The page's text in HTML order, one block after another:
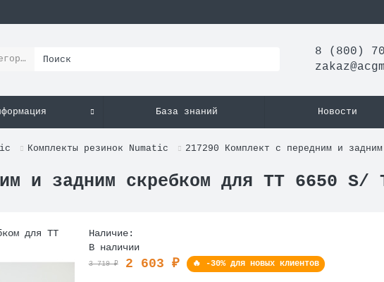
8 (800)
База знаний Новости
Комплекты резинок Numatic 217290 Комплект с передним и
и задним скребком для ТТ 6650 S/
Наличие:
В наличии
3 719 ₽ 2 603 ₽ 🔥 -30% для новых клиентов